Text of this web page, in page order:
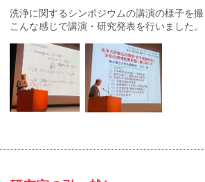
洗浄に関するシンポジウムの講演の様子を撮
こんな感じで講演・研究発表を行いました。